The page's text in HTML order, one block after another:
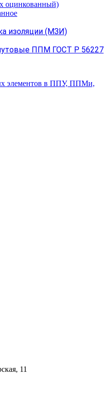
оцинкованный)
изоляции (МЗИ)
ППМ ГОСТ Р 56227
элементов в ППУ, ППМи,
11